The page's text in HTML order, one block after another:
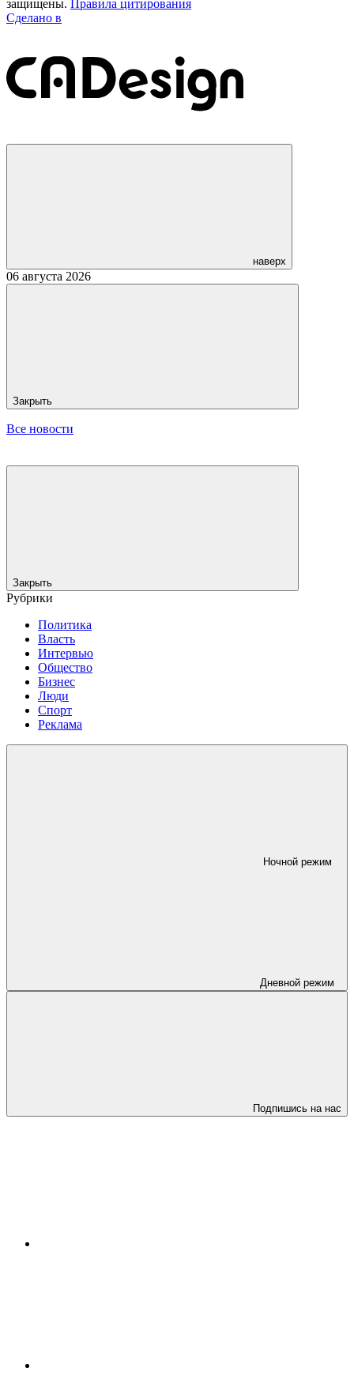
защищены.
Правила цитирования
Сделано в
наверх
06 августа 2026
Закрыть
Все новости
Закрыть
Рубрики
Политика
Власть
Интервью
Общество
Бизнес
Люди
Спорт
Реклама
Ночной режим
Дневной режим
Подпишись на нас